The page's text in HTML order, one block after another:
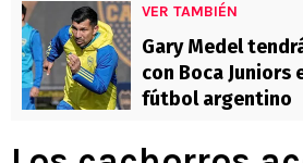
VER TAMBIÉN
Gary Medel
con Boca Juniors
fútbol argentino